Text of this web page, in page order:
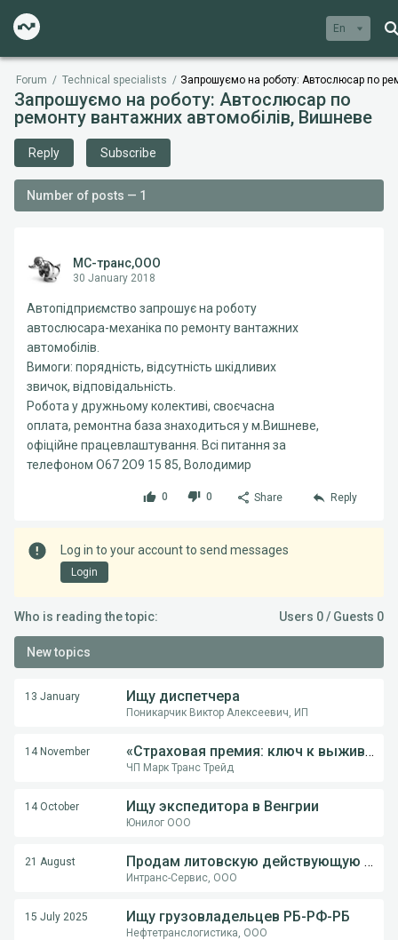
En
Forum / Technical specialists / Запрошуємо на роботу: Автослюсар по
Запрошуємо на роботу: Автослюсар по
ремонту вантажних автомобілів, Вишневе
Reply Subscribe
Number of posts — 1
МС-транс,ООО
30 January 2018
Автопідприємство запрошує на роботу
автослюсара-механіка по ремонту вантажних
автомобілів.
Вимоги: порядність, відсутність шкідливих
звичок, відповідальність.
Робота у дружньому колективі, своєчасна
оплата, ремонтна база знаходиться у м.Вишневе,
офіційне працевлаштування. Всі питання за
телефоном О67 2О9 15 85, Володимир
0 0 Share Reply
Log in to your account to send messages
Login
Who is reading the topic: Users 0 / Guests 0
New topics
13 January Ищу диспетчера
Поникарчик Виктор Алексеевич, ИП
14 November «Страховая премия: ключ к выживанию перевозчика в международной логистике»
ЧП Марк Транс Трейд
14 October Ищу экспедитора в Венгрии
Юнилог ООО
21 August Продам литовскую действующую компанию
Интранс-Сервис, ООО
15 July 2025 Ищу грузовладельцев РБ-РФ-РБ
Нефтетранслогистика, ООО